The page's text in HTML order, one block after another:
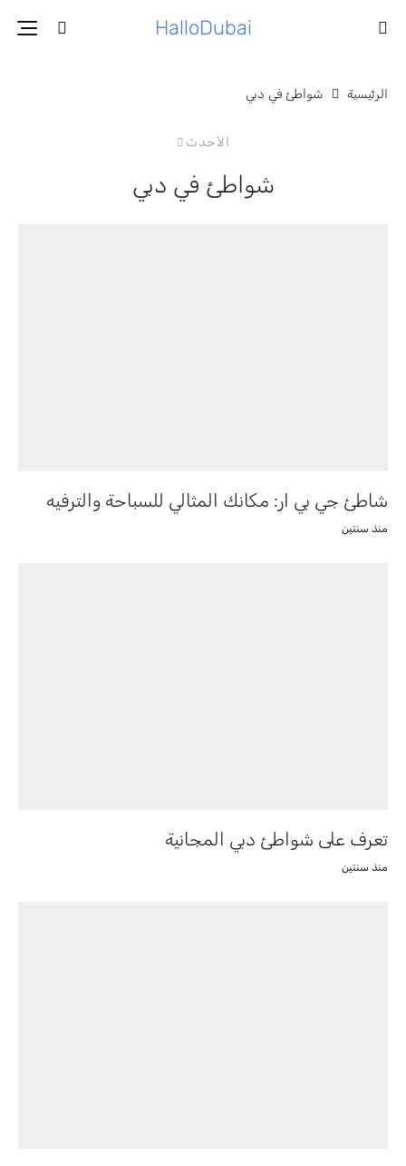
HalloDubai
الرئيسية شواطئ في دبي
الأحدث
شواطئ في دبي
شاطئ جي بي ار: مكانك المثالي للسباحة والترفيه
منذ سنتين
تعرف على شواطئ دبي المجانية
منذ سنتين